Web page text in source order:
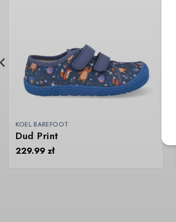
KOEL BAREFOOT
Dud Print
229.99zł